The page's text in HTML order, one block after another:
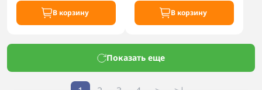
В корзину В корзину
Показать еще